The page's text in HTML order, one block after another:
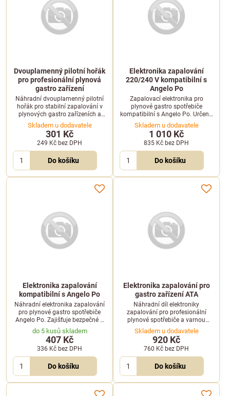
Dvouplamenný pilotní hořák
pro profesionální plynová
gastro zařízení
Náhradní dvouplamenný pilotní
hořák pro stabilní zapalování v
plynových gastro zařízeních a
profesionální varné technologii.
Skladem u dodavatele
301 Kč
249 Kč bez DPH
Do košíku
Elektronika zapalování
220/240 V kompatibilní s
Angelo Po
Zapalovací elektronika pro
plynové gastro spotřebiče
kompatibilní s Angelo Po. Určeno
pro napájení 220/240 V při
frekvenci 50/60 Hz.
Skladem u dodavatele
1 010 Kč
835 Kč bez DPH
Do košíku
Elektronika zapalování
kompatibilní s Angelo Po
Náhradní elektronika zapalování
pro plynové gastro spotřebiče
Angelo Po. Zajišťuje bezpečné a
spolehlivé zapálení hořáku ve
varné technologii.
do 5 kusů skladem
407 Kč
336 Kč bez DPH
Do košíku
Elektronika zapalování pro
gastro zařízení ATA
Náhradní díl elektroniky
zapalování pro profesionální
plynové spotřebiče a varnou
technologii značky ATA.
Skladem u dodavatele
920 Kč
760 Kč bez DPH
Do košíku